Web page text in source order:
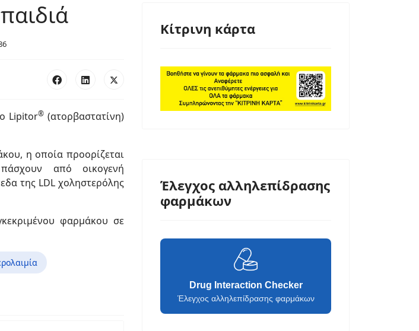
Lipitor® (ατορβαστατίνη)
η οποία προορίζεται
από οικογενή
της LDL χοληστερόλης
φαρμάκου σε
Κίτρινη κάρτα
Έλεγχος αλληλεπίδρασης
φαρμάκων
Drug Interaction Checker
Έλεγχος αλληλεπίδρασης φαρμάκων